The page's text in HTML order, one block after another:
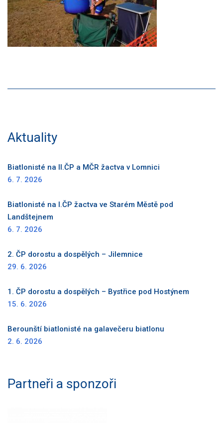
Aktuality
Biatlonisté na II.ČP a MČR žactva v Lomnici
6. 7. 2026
Biatlonisté na I.ČP žactva ve Starém Městě pod
Landštejnem
6. 7. 2026
2. ČP dorostu a dospělých – Jilemnice
29. 6. 2026
1. ČP dorostu a dospělých – Bystřice pod Hostýnem
15. 6. 2026
Berounští biatlonisté na galavečeru biatlonu
2. 6. 2026
Partneři a sponzoři